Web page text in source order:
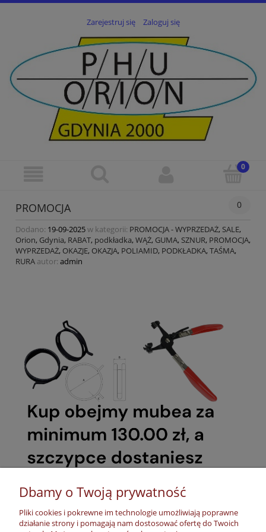
Zarejestruj się Zaloguj się
PROMOCJA 0
Dodano: 19-09-2025w kategorii: PROMOCJA - WYPRZEDAŻ, SALE,
Orion, Gdynia, RABAT, podkładka, WĄŻ, GUMA, SZNUR, PROMOCJA,
WYPRZEDAŻ, OKAZJE, OKAZJA, POLIAMID, PODKŁADKA, TAŚMA,
RURA autor: admin
Dbamy o Twoją prywatność
Pliki cookies i pokrewne im technologie umożliwiają poprawne
działanie strony i pomagają nam dostosować ofertę do Twoich